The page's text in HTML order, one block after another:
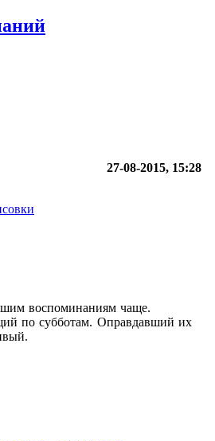
27-08-2015, 15:28
воспоминаниям чаще.
по субботам. Оправдавший их